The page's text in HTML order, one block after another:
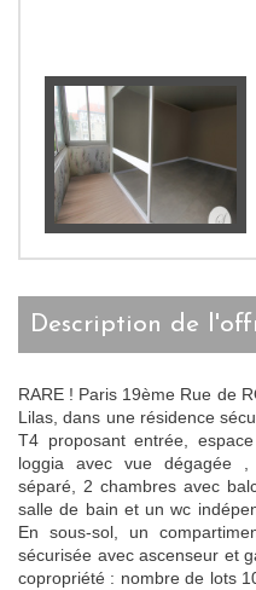
description de
RARE ! Paris 19ème Rue de
Lilas, dans une résidence
T4 proposant entrée,
loggia avec vue dégagée ,
séparé, 2 chambres avec
salle de bain et un wc
En sous-sol, un
sécurisée avec ascenseur et
copropriété : nombre de lots